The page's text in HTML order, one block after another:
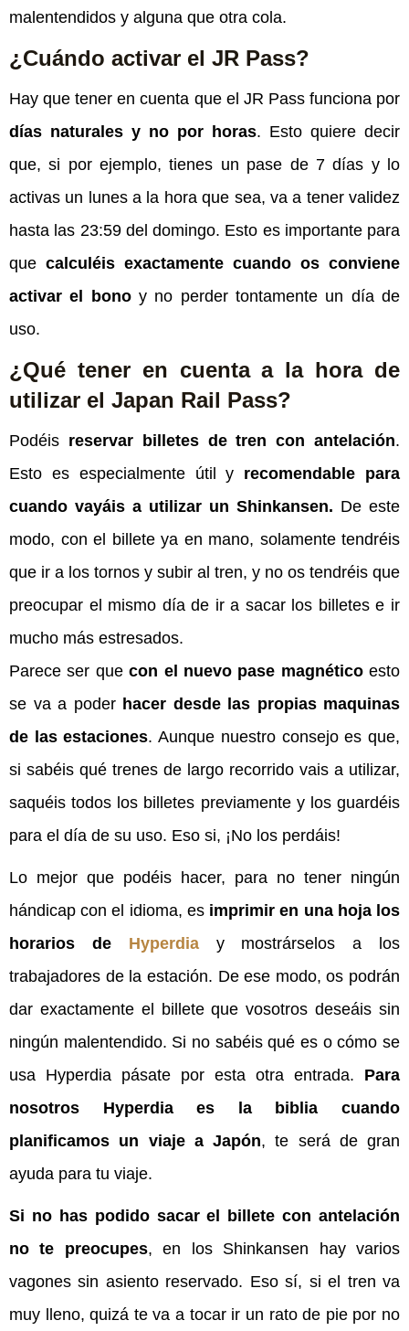
malentendidos y alguna que otra cola.
¿Cuándo activar el JR Pass?
Hay que tener en cuenta que el JR Pass funciona por
días naturales y no por horas. Esto quiere decir
que, si por ejemplo, tienes un pase de 7 días y lo
activas un lunes a la hora que sea, va a tener validez
hasta las 23:59 del domingo. Esto es importante para
que calculéis exactamente cuando os conviene
activar el bono y no perder tontamente un día de
uso.
¿Qué tener en cuenta a la hora de
utilizar el Japan Rail Pass?
Podéis reservar billetes de tren con antelación.
Esto es especialmente útil y recomendable para
cuando vayáis a utilizar un Shinkansen. De este
modo, con el billete ya en mano, solamente tendréis
que ir a los tornos y subir al tren, y no os tendréis que
preocupar el mismo día de ir a sacar los billetes e ir
mucho más estresados.
Parece ser quecon el nuevo pase magnéticoesto
se va a poder hacer desde las propias maquinas
de las estaciones. Aunque nuestro consejo es que,
si sabéis qué trenes de largo recorrido vais a utilizar,
saquéis todos los billetes previamente y los guardéis
para el día de su uso. Eso si, ¡No los perdáis!
Lo mejor que podéis hacer, para no tener ningún
hándicap con el idioma, es imprimir en una hoja los
horarios de Hyperdia
y mostrárselos a los
trabajadores de la estación. De ese modo, os podrán
dar exactamente el billete que vosotros deseáis sin
ningún malentendido. Si no sabéis qué es o cómo se
usa Hyperdia pásate por esta otra entrada. Para
nosotros Hyperdia es la biblia cuando
planificamos un viaje a Japón, te será de gran
ayuda para tu viaje.
Si no has podido sacar el billete con antelación
no te preocupes, en los Shinkansen hay varios
vagones sin asiento reservado. Eso sí, si el tren va
muy lleno, quizá te va a tocar ir un rato de pie por no